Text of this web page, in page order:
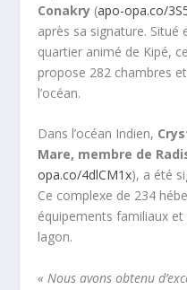
Conakry (apo-opa.co/
après sa signature. Situé
quartier animé de Kipé,
propose 282 chambres
l’océan.
Dans l’océan Indien,
Mare, membre de
opa.co/4dlCM1x), a été
Ce complexe de 234
équipements familiaux
lagon.
« Nous avons obtenu